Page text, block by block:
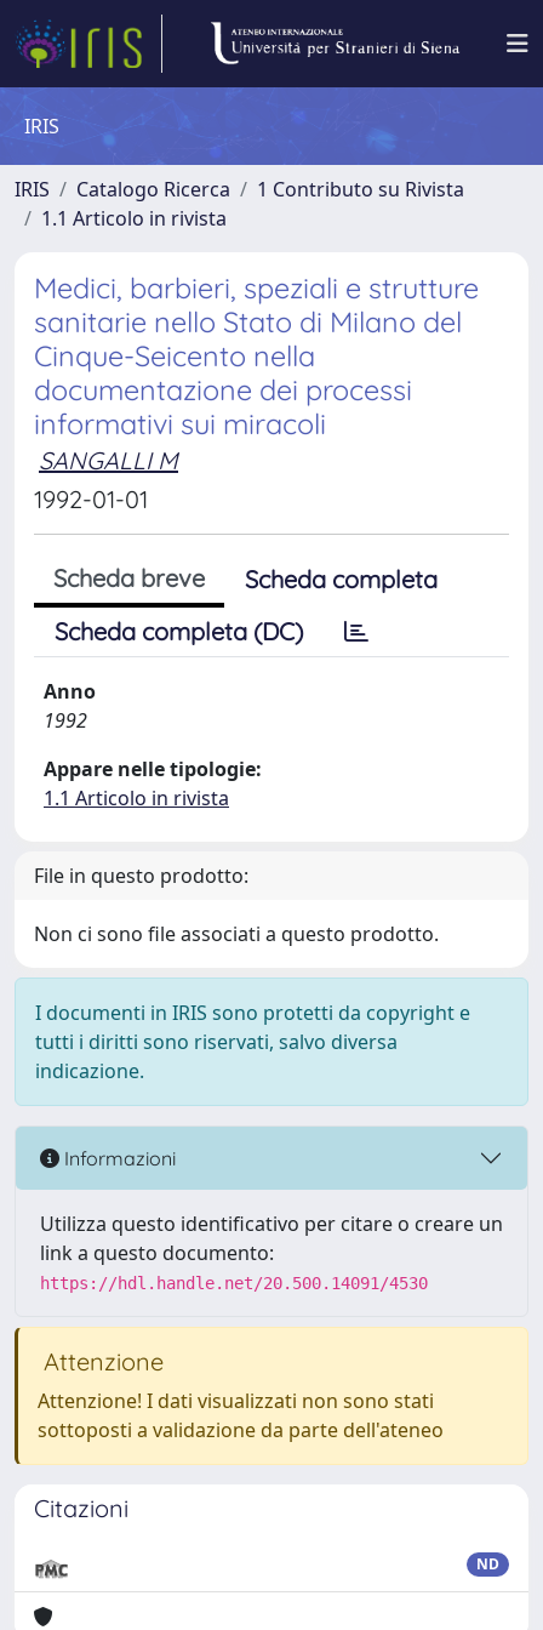
IRIS
IRIS Catalogo Ricerca
1 Contributo su Rivista
1.1 Articolo in rivista
Medici, barbieri, speziali e strutture
sanitarie nello Stato di Milano del
Cinque-Seicento nella
documentazione dei processi
informativi sui miracoli
SANGALLI M
1992-01-01
Scheda breve
Scheda completa
Scheda completa (DC)
Anno
1992
Appare nelle tipologie:
1.1 Articolo in rivista
File in questo prodotto:
Non ci sono file associati a questo prodotto.
I documenti in IRIS sono protetti da copyright e
tutti i diritti sono riservati, salvo diversa
indicazione.
Informazioni
Utilizza questo identificativo per citare o creare un
link a questo documento:
https://hdl.handle.net/20.500.14091/4530
Attenzione
Attenzione! I dati visualizzati non sono stati
sottoposti a validazione da parte dell'ateneo
Citazioni
ND